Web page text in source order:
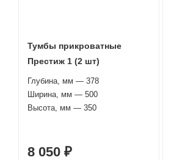
Тумбы прикроватные
Престиж 1 (2 шт)
Глубина, мм — 378
Ширина, мм — 500
Высота, мм — 350
8 050 ₽